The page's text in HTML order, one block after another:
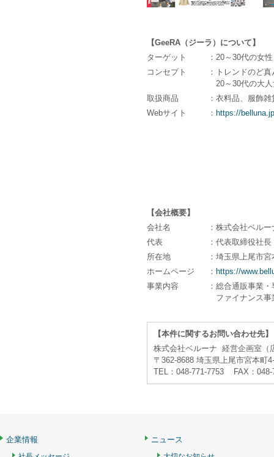
【GeeRA（ジーラ）について】
ターゲット
：20～30代の女性
コンセプト
：トレンドのど
20～30代の大人
取扱商品
：衣料品、服飾
Webサイト
： https://
【会社概要】
会社名
：株式会社ベルー
代表
：代表取締役社
所在地
：埼玉県上尾市
ホームページ
： https://
事業内容
：総合通販事業
ファイナンス事
【本件に関するお問い合わせ先】
株式会社ベルーナ 経営企画室（
〒362-8688 埼玉県上尾市宮本町
TEL：048-771-7753 FAX：
企業情報 ニュース